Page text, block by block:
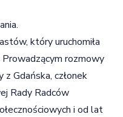
który uruchomiła
Prowadzącym rozmowy
Gdańska, członek
Rady Radców
i od lat